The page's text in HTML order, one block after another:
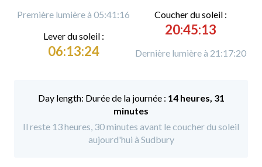
Première lumière à 05:41:16
Lever du soleil :
06:13:24
Coucher du soleil :
20:45:13
Dernière lumière à 21:17:20
Durée de la journée : 14 heures, 31
minutes
Il reste 13 heures, 30 minutes avant le coucher du soleil
aujourd'hui à Sudbury